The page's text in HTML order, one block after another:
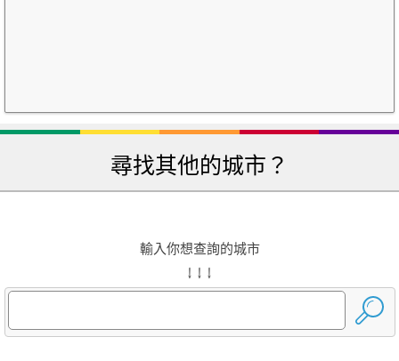
尋找其他的城市？
輸入你想查詢的城市
↓ ↓ ↓